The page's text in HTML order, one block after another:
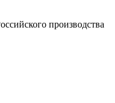
производства